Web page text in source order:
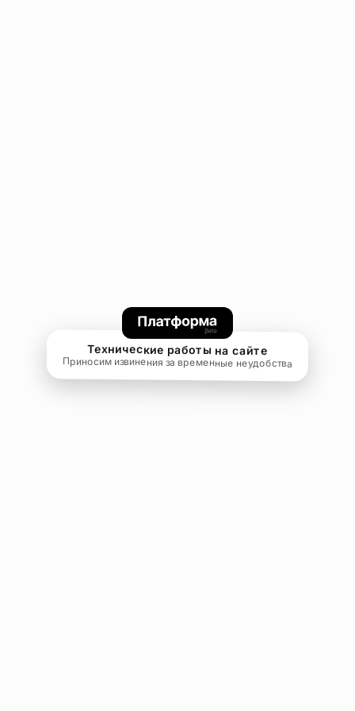
Технические работы на сайте
Приносим извинения за временные неудобства